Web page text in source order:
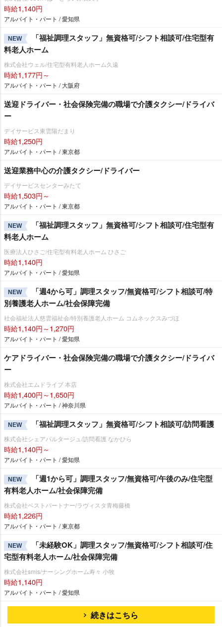
時給1,140円
アルバイト・パート / 愛知県
NEW
「福祉調理スタッフ」無資格可/シフト相談可/住宅型有
料老人ホーム
株式会社ウェル/住宅型有料老人ホーム久遠
時給1,177円～
アルバイト・パート / 大阪府
送迎ドライバー・社会保険完備の職場で介護タクシー/ドライバ
ー
デイサービス東雲陽だまり
時給1,250円
アルバイト・パート / 東京都
送迎業務中心の介護タクシー/ドライバー
デイサービスセンターみたて
時給1,503円～
アルバイト・パート / 東京都
NEW
「福祉調理スタッフ」無資格可/シフト相談可/住宅型有
料老人ホーム
医療法人ひさご/住宅型有料老人ホーム ひさご
時給1,140円
アルバイト・パート / 愛知県
NEW
「週4から可」調理スタッフ/無資格可/シフト相談可/特
別養護老人ホーム/社会保障完備
社会福祉法人慈雲福祉会/特別養護老人ホーム コムネックスみづほ
時給1,140円～1,270円
アルバイト・パート / 愛知県
ケアドライバー・社会保険完備の職場で介護タクシー/ドライバ
ー
株式会社エムドライブ 本店
時給1,400円～1,650円
アルバイト・パート / 神奈川県
NEW 「福祉調理スタッフ」無資格可/シフト相談可/訪問看護
株式会社シェアパルタージュ/訪問看護 なかひら
時給1,140円～
アルバイト・パート / 愛知県
NEW
「週1から可」調理スタッフ/無資格可/午後のみ/住宅型
有料老人ホーム/社会保障完備
株式会社ベストパートナー/ラヴィスタ青梅藤橋
時給1,226円
アルバイト・パート / 東京都
NEW
「未経験OK」調理スタッフ/無資格可/シフト相談可/住
宅型有料老人ホーム/社会保障完備
株式会社smis/ナーシングホーム寿々 小牧
時給1,140円
アルバイト・パート / 愛知県
続きはこちら